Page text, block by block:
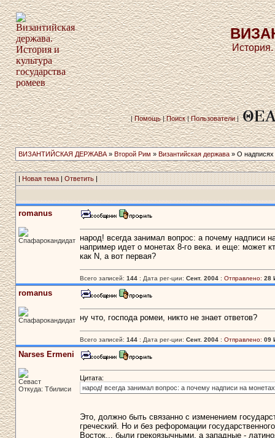
|Помощь|Поиск|Пользователи|
ВИЗАНТИЙСКАЯ ДЕРЖАВА» Второй Рим » Византийская держава» О надписях
| Новая тема|Ответить|
romanus
Спафарокандидат
народ! всегда занимал вопрос: а почему надписи
например идет о монетах 8-го века. и еще: может
как N, а вот первая?
Всего записей: 144: Дата рег-ции: Сент. 2004: Отправлено: 28
romanus
Спафарокандидат ну что, господа ромеи, никто не знает ответов?
Всего записей: 144: Дата рег-ции: Сент. 2004: Отправлено: 09
Narses Ermeni
Севаст
Откуда: Тбилиси
Цитата:
народ! всегда занимал вопрос: а почему надписи на
Это, должно быть связанно с изменением
греческий. Но и без рефоромации
Восток... были грекоязычными, а западные -